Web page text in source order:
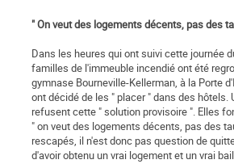
" On veut des logements décents, pas des
Dans les heures qui ont suivi cette journée
familles de l'immeuble incendié ont été
gymnase Bourneville-Kellerman, à la Porte
ont décidé de les " placer " dans des hôtels.
refusent cette " solution provisoire ". Elles
" on veut des logements décents, pas des
rescapés, il n'est donc pas question de
d'avoir obtenu un vrai logement et un vrai